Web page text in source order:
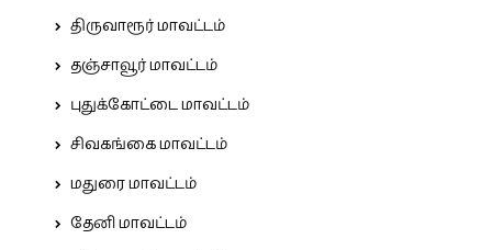
திருவாரூர் மாவட்டம்
தஞ்சாவூர் மாவட்டம்
புதுக்கோட்டை மாவட்டம்
சிவகங்கை மாவட்டம்
மதுரை மாவட்டம்
தேனி மாவட்டம்